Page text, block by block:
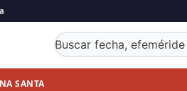
Buscar fecha,
SANTA